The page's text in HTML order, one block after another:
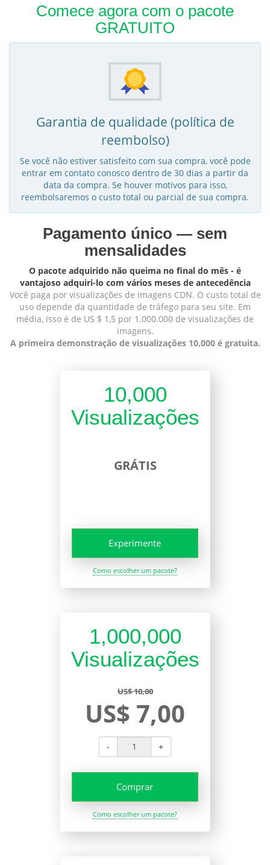
Comece agora com o pacote
GRATUITO
Garantia de qualidade (política de
reembolso)
Se você não estiver satisfeito com sua compra, você pode
entrar em contato conosco dentro de 30 dias a partir da
data da compra. Se houver motivos para isso,
reembolsaremos o custo total ou parcial de sua compra.
Pagamento único — sem
mensalidades
O pacote adquirido não queima no final do mês - é
vantajoso adquiri-lo com vários meses de antecedência
Você paga por visualizações de imagens CDN. O custo total de
uso depende da quantidade de tráfego para seu site. Em
média, isso é de US $ 1,5 por 1.000.000 de visualizações de
imagens.
A primeira demonstração de visualizações 10,000 é gratuita.
10,000
Visualizações
GRÁTIS
Experimente
Como escolher um pacote?
1,000,000
Visualizações
US$ 10,00
US$ 7,00
- +
Comprar
Como escolher um pacote?